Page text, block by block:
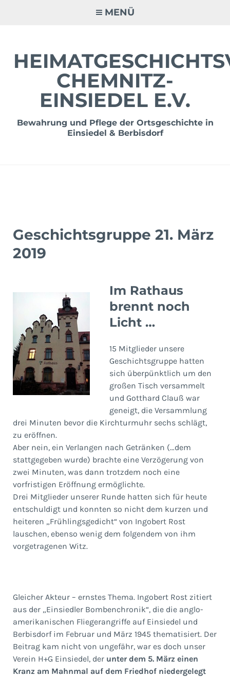
MENÜ
CHEMNITZ-
EINSIEDEL E.V.
Bewahrung und Pflege der Ortsgeschichte in
Einsiedel & Berbisdorf
Geschichtsgruppe 21. März
2019
Im Rathaus
brennt noch
Licht …
15 Mitglieder unsere
Geschichtsgruppe hatten
sich überpünktlich um den
großen Tisch versammelt
und Gotthard Clauß war
geneigt, die Versammlung
drei Minuten bevor die Kirchturmuhr sechs schlägt,
zu eröffnen.
Aber nein, ein Verlangen nach Getränken (…dem
stattgegeben wurde) brachte eine Verzögerung von
zwei Minuten, was dann trotzdem noch eine
vorfristigen Eröffnung ermöglichte.
Drei Mitglieder unserer Runde hatten sich für heute
entschuldigt und konnten so nicht dem kurzen und
heiteren „Frühlingsgedicht“ von Ingobert Rost
lauschen, ebenso wenig dem folgendem von ihm
vorgetragenen Witz.
Gleicher Akteur – ernstes Thema. Ingobert Rost zitiert
aus der „Einsiedler Bombenchronik“, die die anglo-
amerikanischen Fliegerangriffe auf Einsiedel und
Berbisdorf im Februar und März 1945 thematisiert. Der
Beitrag kam nicht von ungefähr, war es doch unser
Verein H+G Einsiedel, der unter dem 5. März einen
Kranz am Mahnmal auf dem Friedhof niedergelegt